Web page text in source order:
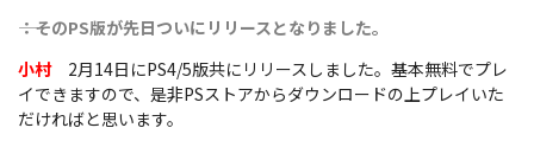
――：そのPS版が先日ついにリリースとなりました。
小村2月14日にPS4/5版共にリリースしました。基本無料でプレ
イできますので、是非PSストアからダウンロードの上プレイいた
だければと思います。